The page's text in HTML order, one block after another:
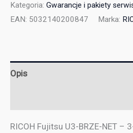
Kategoria: Gwarancje i pakiety
EAN: 5032140200847 Marka:
Opis
RICOH Fujitsu U3-BRZE-NET –